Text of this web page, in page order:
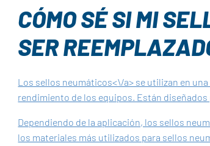
CÓMO SÉ SI MI
SER
Los sellos neumáticos<\/a> se utilizan en
rendimiento de los equipos. Están
Dependiendo de la aplicación, los sellos
los materiales más utilizados para sellos